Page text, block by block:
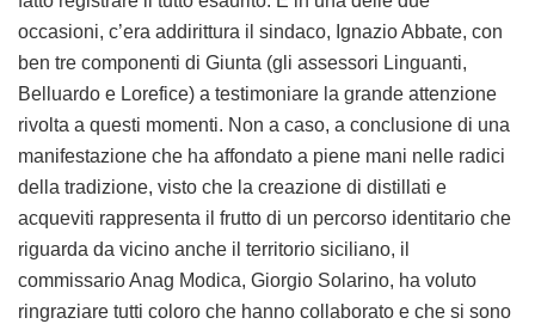
occasioni, c’era addirittura il sindaco, Ignazio Abbate, con
ben tre componenti di Giunta (gli assessori Linguanti,
Belluardo e Lorefice) a testimoniare la grande attenzione
rivolta a questi momenti. Non a caso, a conclusione di una
manifestazione che ha affondato a piene mani nelle radici
della tradizione, visto che la creazione di distillati e
acqueviti rappresenta il frutto di un percorso identitario che
riguarda da vicino anche il territorio siciliano, il
commissario Anag Modica, Giorgio Solarino, ha voluto
ringraziare tutti coloro che hanno collaborato e che si sono